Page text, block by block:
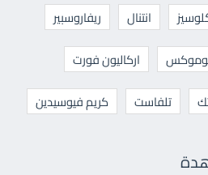
انتنال
ريفاروسبير
اركاليون فورت
تلفاست كريم فيوسيدين